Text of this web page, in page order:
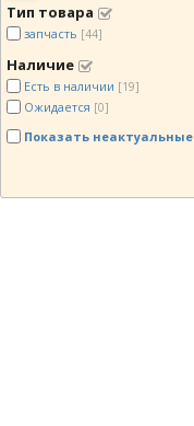
Тип товара
запчасть [44]
Наличие
Есть в наличии [19]
Ожидается [0]
Показать неактуальные